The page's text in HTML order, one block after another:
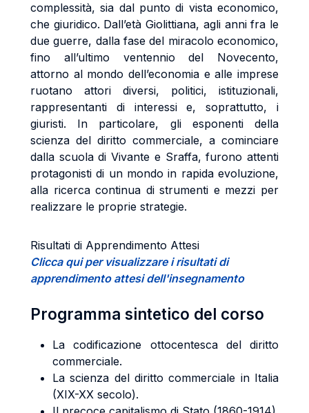
complessità, sia dal punto di vista economico,
che giuridico. Dall’età Giolittiana, agli anni fra le
due guerre, dalla fase del miracolo economico,
fino all’ultimo ventennio del Novecento,
attorno al mondo dell’economia e alle imprese
ruotano attori diversi, politici, istituzionali,
rappresentanti di interessi e, soprattutto, i
giuristi. In particolare, gli esponenti della
scienza del diritto commerciale, a cominciare
dalla scuola di Vivante e Sraffa, furono attenti
protagonisti di un mondo in rapida evoluzione,
alla ricerca continua di strumenti e mezzi per
realizzare le proprie strategie.
Risultati di Apprendimento Attesi
Clicca qui per visualizzare i risultati di
apprendimento attesi dell'insegnamento
Programma sintetico del corso
La codificazione ottocentesca del diritto
commerciale.
La scienza del diritto commerciale in Italia
(XIX-XX secolo).